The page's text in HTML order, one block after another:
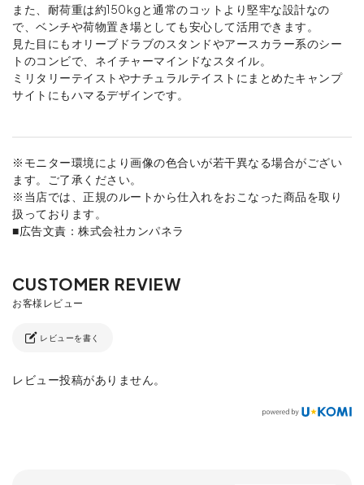
また、耐荷重は約150kgと通常のコットより堅牢な設計なの
で、ベンチや荷物置き場としても安心して活用できます。
見た目にもオリーブドラブのスタンドやアースカラー系のシー
トのコンビで、ネイチャーマインドなスタイル。
ミリタリーテイストやナチュラルテイストにまとめたキャンプ
サイトにもハマるデザインです。
※モニター環境により画像の色合いが若干異なる場合がござい
ます。ご了承ください。
※当店では、正規のルートから仕入れをおこなった商品を取り
扱っております。
■広告文責：株式会社カンパネラ
レビューを書く
レビュー投稿がありません。